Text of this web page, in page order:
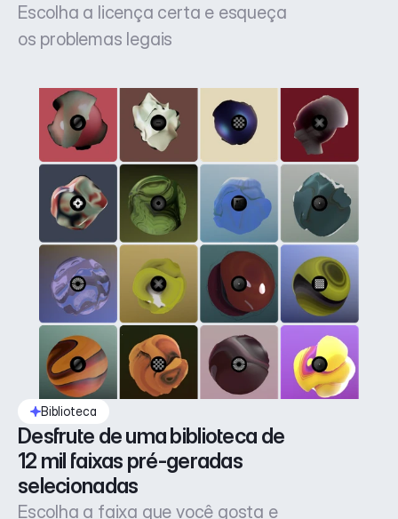
Escolha a licença certa e esqueça
os problemas legais
Biblioteca
Desfrute de uma biblioteca de
12 mil faixas pré-geradas
selecionadas
Escolha a faixa que você gosta e